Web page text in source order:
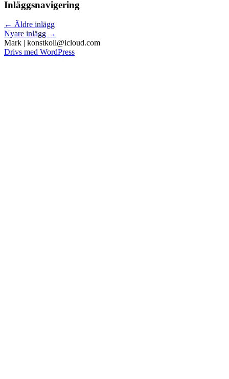
Inläggsnavigering
← Äldre inlägg
Nyare inlägg →
Drivs med WordPress